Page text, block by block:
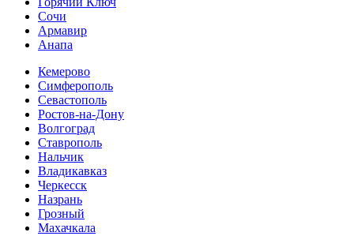
Сочи
Армавир
Анапа
Кемерово
Симферополь
Севастополь
Ростов-на-Дону
Волгоград
Ставрополь
Нальчик
Владикавказ
Черкесск
Назрань
Грозный
Махачкала